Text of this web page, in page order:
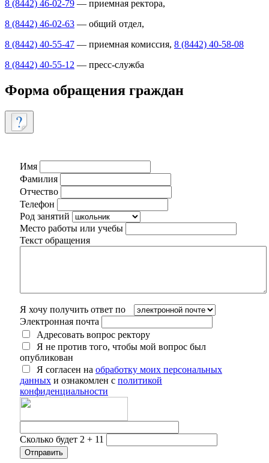
8 (8442) 46-02-79 — приемная ректора,
8 (8442) 46-02-63 — общий отдел,
8 (8442) 40-55-47 — приемная комиссия, 8 (8442) 40-58-08
8 (8442) 40-55-12 — пресс-служба
Форма обращения граждан
Имя
Фамилия
Отчество
Телефон
Род занятий
Место работы или учебы
Текст обращения
Я хочу получить ответ по
Электронная почта
Адресовать вопрос ректору
Я не против того, чтобы мой вопрос был
опубликован
Я согласен на обработку моих персональных
данных и ознакомлен с политикой
конфиденциальности
Сколько будет 2 + 11